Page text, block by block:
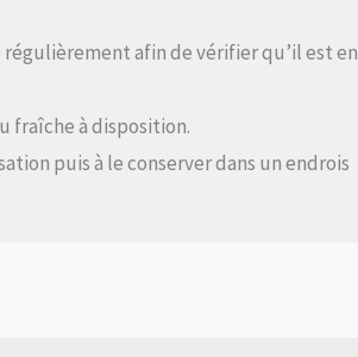
afin de vérifier qu’il est en
fraîche à disposition.
puis à le conserver dans un endrois